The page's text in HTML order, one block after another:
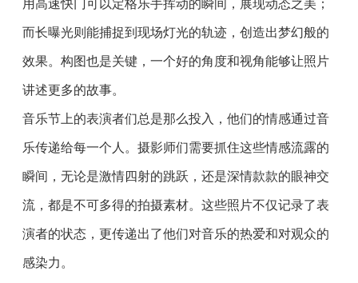
用高速快门可以定格乐手挥动的瞬间，展现动态之美；
而长曝光则能捕捉到现场灯光的轨迹，创造出梦幻般的
效果。构图也是关键，一个好的角度和视角能够让照片
讲述更多的故事。
音乐节上的表演者们总是那么投入，他们的情感通过音
乐传递给每一个人。摄影师们需要抓住这些情感流露的
瞬间，无论是激情四射的跳跃，还是深情款款的眼神交
流，都是不可多得的拍摄素材。这些照片不仅记录了表
演者的状态，更传递出了他们对音乐的热爱和对观众的
感染力。